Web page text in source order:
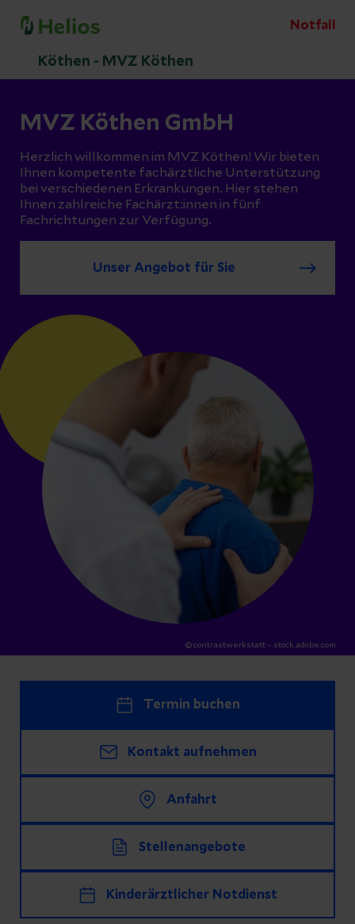
Notfall
Köthen - MVZ Köthen
MVZ Köthen GmbH
Herzlich willkommen im MVZ Köthen! Wir bieten
Ihnen kompetente fachärztliche Unterstützung
bei verschiedenen Erkrankungen. Hier stehen
Ihnen zahlreiche Fachärzt:innen in fünf
Fachrichtungen zur Verfügung.
Unser Angebot für Sie
© contrastwerkstatt – stock.adobe.com
Termin buchen
Kontakt aufnehmen
Anfahrt
Stellenangebote
Kinderärztlicher Notdienst